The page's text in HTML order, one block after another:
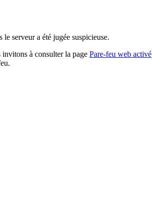
serveur a été jugée suspicieuse.
à consulter la page Pare-feu web activé